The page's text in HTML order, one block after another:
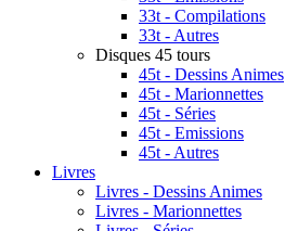
33t - Compilations
33t - Autres
Disques 45 tours
45t - Dessins Animes
45t - Marionnettes
45t - Séries
45t - Emissions
45t - Autres
Livres
Livres - Dessins Animes
Livres - Marionnettes